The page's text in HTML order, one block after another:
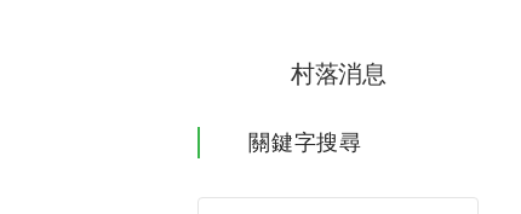
村落消息
關鍵字搜尋